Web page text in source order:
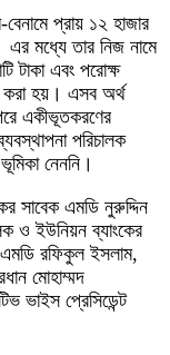
প্রায় ১২ হাজার
মধ্যে তার নিজ নামে
টাকা এবং পরোক্ষ
করা হয়। এসব অর্থ
একীভূতকরণের
পরিচালক
নেননি।
সাবেক এমডি নুরুদ্দিন
ও ইউনিয়ন ব্যাংকের
এমডি রফিকুল ইসলাম,
মোহাম্মদ
ভাইস প্রেসিডেন্ট